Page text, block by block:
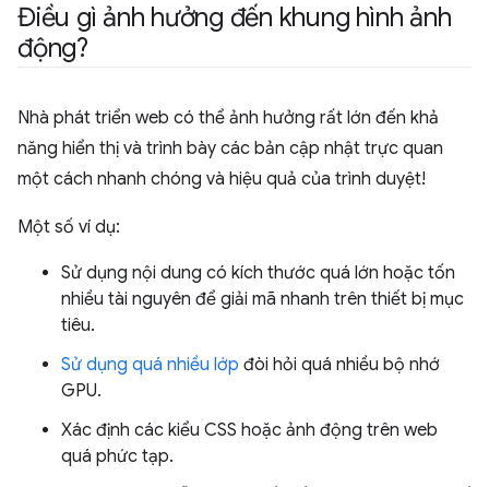
Điều gì ảnh hưởng đến khung hình ảnh
động?
Nhà phát triển web có thể ảnh hưởng rất lớn đến khả
năng hiển thị và trình bày các bản cập nhật trực quan
một cách nhanh chóng và hiệu quả của trình duyệt!
Một số ví dụ:
Sử dụng nội dung có kích thước quá lớn hoặc tốn
nhiều tài nguyên để giải mã nhanh trên thiết bị mục
tiêu.
Sử dụng quá nhiều lớp đòi hỏi quá nhiều bộ nhớ
GPU.
Xác định các kiểu CSS hoặc ảnh động trên web
quá phức tạp.